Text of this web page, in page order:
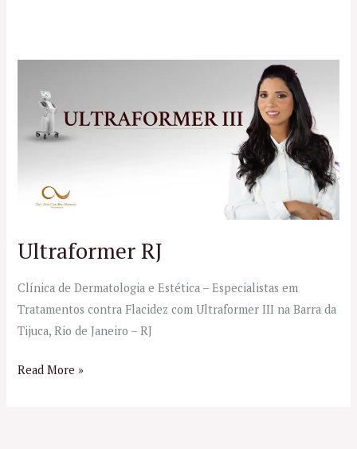
Ultraformer RJ
Clínica de Dermatologia e Estética – Especialistas em
Tratamentos contra Flacidez com Ultraformer III na Barra da
Tijuca, Rio de Janeiro – RJ
Read More »